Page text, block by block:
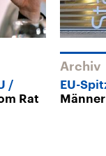
Rat
Archiv
EU-
Männer